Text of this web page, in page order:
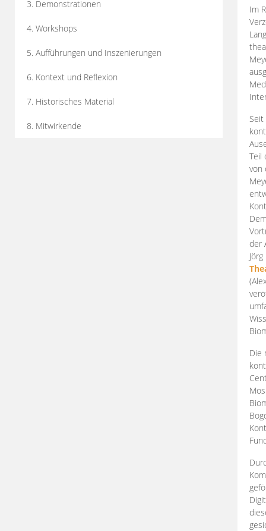
3. Demonstrationen
4. Workshops
5. Aufführungen und Inszenierungen
6. Kontext und Reflexion
7. Historisches Material
8. Mitwirkende
Im
Teil
von
der
Die